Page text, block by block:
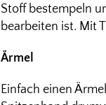
Stoff bestempeln
bearbeiten ist. Mit
Ärmel
Einfach einen